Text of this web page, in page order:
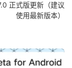
正式版更新（建议
使用最新版本）